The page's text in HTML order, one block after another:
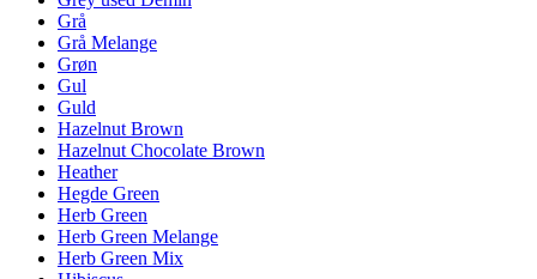
Grå
Grå Melange
Grøn
Gul
Guld
Hazelnut Brown
Hazelnut Chocolate Brown
Heather
Hegde Green
Herb Green
Herb Green Melange
Herb Green Mix